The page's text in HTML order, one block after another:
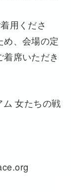
用くださ
、会場の定
席いただき
女たちの戦